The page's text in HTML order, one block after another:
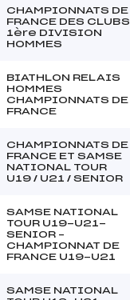
CHAMPIONNATS DE
FRANCE DES CLUBS
1ère DIVISION
HOMMES
BIATHLON RELAIS
HOMMES
CHAMPIONNATS DE
FRANCE
CHAMPIONNATS DE
FRANCE ET SAMSE
NATIONAL TOUR
U19 / U21 / SENIOR
SAMSE NATIONAL
TOUR U19-U21-
SENIOR –
CHAMPIONNAT DE
FRANCE U19-U21
SAMSE NATIONAL